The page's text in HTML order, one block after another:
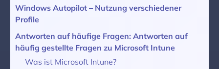
Windows Autopilot – Nutzung verschiedener
Profile
Antworten auf häufige Fragen: Antworten auf
häufig gestellte Fragen zu Microsoft Intune
Was ist Microsoft Intune?